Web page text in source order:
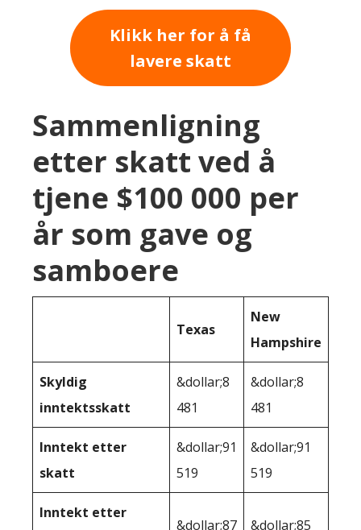
Klikk her for å få
lavere skatt
Sammenligning
etter skatt ved å
tjene $100 000 per
år som gave og
samboere
Texas
New
Hampshire
Skyldig
inntektsskatt
&dollar;8
481
&dollar;8
481
Inntekt etter
skatt
&dollar;91
519
&dollar;91
519
Inntekt etter
&dollar;87
&dollar;85